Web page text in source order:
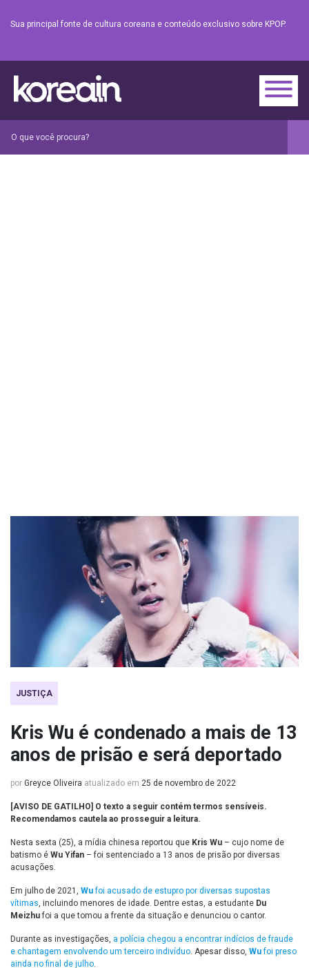
Sua principal fonte de cultura coreana e conteúdo exclusivo sobre KPOP.
JUSTIÇA
Kris Wu é condenado a mais de 13
anos de prisão e será deportado
por Greyce Oliveira atualizado em 25 de novembro de 2022
[AVISO DE GATILHO] O texto a seguir contém termos sensíveis.
Recomendamos cautela ao prosseguir a leitura.
Nesta sexta (25), a mídia chinesa reportou que Kris Wu – cujo nome de
batismo é Wu Yifan – foi sentenciado a 13 anos de prisão por diversas
acusações.
Em julho de 2021, Wufoi acusado de estupro por diversas supostas
vítimas, incluindo menores de idade. Dentre estas, a estudante Du
Meizhufoi a que tomou a frente da situação e denunciou o cantor.
Durante as investigações, a polícia chegou a encontrar indícios de fraude
e chantagem envolvendo um terceiro indivíduo. Apesar disso, Wufoi preso
ainda no final de julho.